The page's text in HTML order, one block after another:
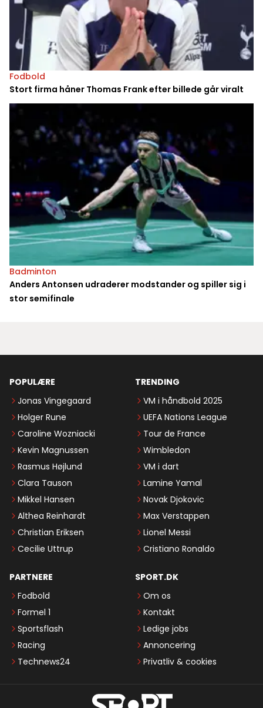
Fodbold
Stort firma håner Thomas Frank efter billede går viralt
Badminton
Anders Antonsen udraderer modstander og spiller sig i
stor semifinale
POPULÆRE
Jonas Vingegaard
Holger Rune
Caroline Wozniacki
Kevin Magnussen
Rasmus Højlund
Clara Tauson
Mikkel Hansen
Althea Reinhardt
Christian Eriksen
Cecilie Uttrup
TRENDING
VM i håndbold 2025
UEFA Nations League
Tour de France
Wimbledon
VM i dart
Lamine Yamal
Novak Djokovic
Max Verstappen
Lionel Messi
Cristiano Ronaldo
PARTNERE
Fodbold
Formel 1
Sportsflash
Racing
Technews24
SPORT.DK
Om os
Kontakt
Ledige jobs
Annoncering
Privatliv & cookies